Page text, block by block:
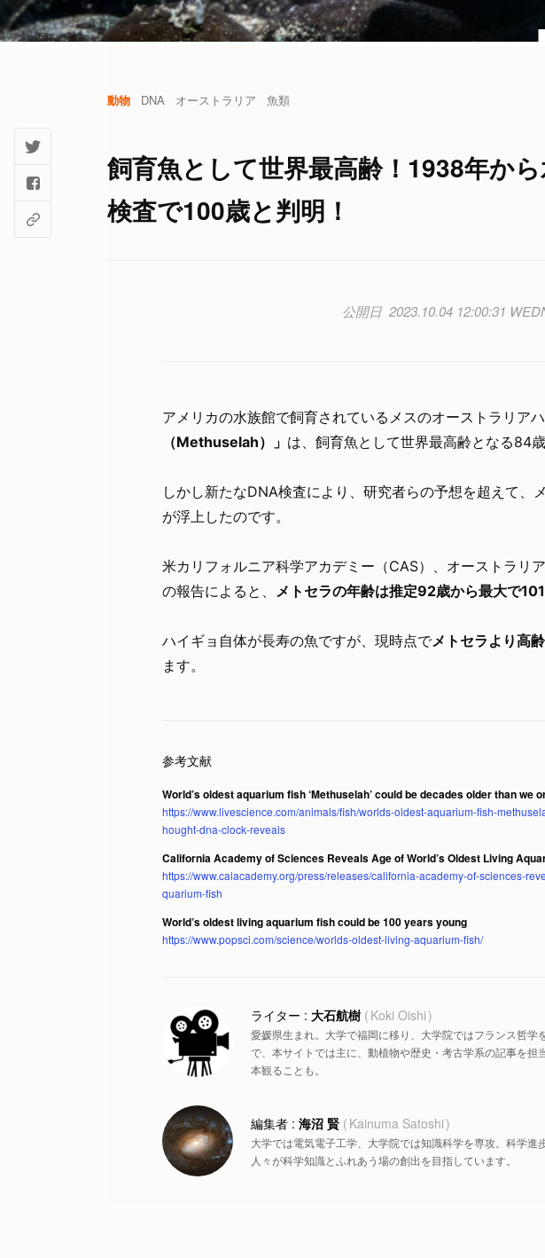
動物 DNA オーストラリア 魚類
飼育魚として世界最高齢！1938年か
検査で100歳と判明！
2023.10.04 12:00:31
アメリカの水族館で飼育されているメスのオーストラリア
（Methuselah）」 は、飼育魚として世界最高齢となる84
しかし新たなDNA検査により、研究者らの予想を超えて、
が浮上したのです。
米カリフォルニア科学アカデミー（CAS）、オーストラリ
の報告によると、 メトセラの年齢は推定92歳から最大で
ハイギョ自体が長寿の魚ですが、現時点でメトセラより高
ます。
World’s oldest aquarium fish ‘Methuselah’ could be decades older than
https://www.livescience.com/animals/fish/worlds-oldest-aquarium-fish-
hought-dna-clock-reveals
California Academy of Sciences Reveals Age of World’s Oldest Living
https://www.calacademy.org/press/releases/california-academy-of-sciences-
quarium-fish
World’s oldest living aquarium fish could be 100 years young
https://www.popsci.com/science/worlds-oldest-living-aquarium-fish/
大石航樹 Koki Oishi
愛媛県生まれ。大学で福岡に移り、大学院ではフランス哲学
で、本サイトでは主に、動植物や歴史・考古学系の記事を
本観ることも。
海沼 賢 Kainuma Satoshi
大学では電気電子工学、大学院では知識科学を専攻。科学
人々が科学知識とふれあう場の創出を目指しています。